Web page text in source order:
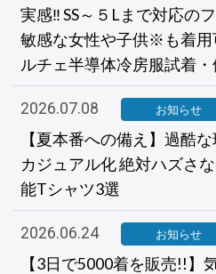
実感‼ SS～５Lまで対応の
敏感な女性や子供※も着用
ルチェ半導体冷房服試着・
2026.07.08 お知らせ
【夏本番への備え】過酷
カジュアル化 絶対ハズさ
能Tシャツ3選
2026.06.24 お知らせ
【3日で5000着を販売!!